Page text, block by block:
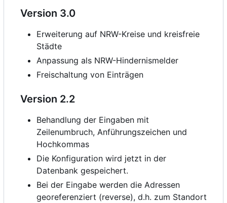
Version 3.0
Erweiterung auf NRW-Kreise und kreisfreie
Städte
Anpassung als NRW-Hindernismelder
Freischaltung von Einträgen
Version 2.2
Behandlung der Eingaben mit
Zeilenumbruch, Anführungszeichen und
Hochkommas
Die Konfiguration wird jetzt in der
Datenbank gespeichert.
Bei der Eingabe werden die Adressen
georeferenziert (reverse), d.h. zum Standort